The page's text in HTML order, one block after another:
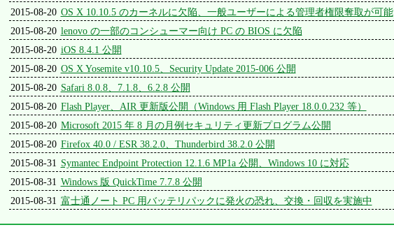
2015-08-20 OS X 10.10.5 のカーネルに欠陥、一般ユーザーによる管理者権限奪取が可能
2015-08-20 lenovo の一部のコンシューマー向け PC の BIOS に欠陥
2015-08-20 iOS 8.4.1 公開
2015-08-20 OS X Yosemite v10.10.5、Security Update 2015-006 公開
2015-08-20 Safari 8.0.8、7.1.8、6.2.8 公開
2015-08-20 Flash Player、AIR 更新版公開（Windows 用 Flash Player 18.0.0.232 等）
2015-08-20 Microsoft 2015 年 8 月の月例セキュリティ更新プログラム公開
2015-08-20 Firefox 40.0 / ESR 38.2.0、Thunderbird 38.2.0 公開
2015-08-31 Symantec Endpoint Protection 12.1.6 MP1a 公開、Windows 10 に対応
2015-08-31 Windows 版 QuickTime 7.7.8 公開
2015-08-31 富士通ノート PC 用バッテリパックに発火の恐れ、交換・回収を実施中